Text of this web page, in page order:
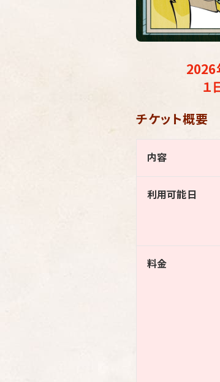
2026
１
チケット概要
内容
利用可能日
料金